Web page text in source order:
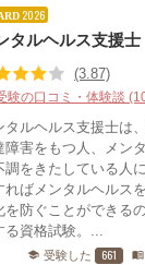
2026
タルヘルス支援士
(3.87)
験の口コミ・体験談
タルヘルス支援士は
障害をもつ人、メン
調をきたしている人
ればメンタルヘルス
を防ぐことができる
る資格試験。...
school 受験した 661 menu_book